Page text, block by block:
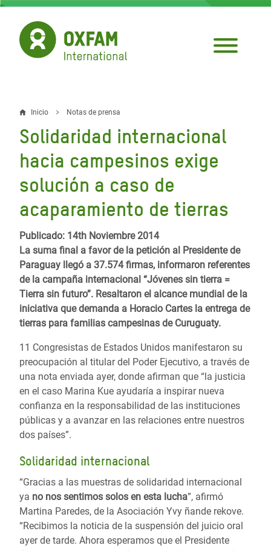
Pasar
contenido
principal
Sobrescribir
enlaces
de
ayuda
a
la
navegación
Inicio Notas de prensa
Solidaridad internacional
hacia campesinos exige
solución a caso de
acaparamiento de tierras
Publicado: 14th Noviembre 2014
La suma final a favor de la petición al Presidente de
Paraguay llegó a 37.574 firmas, informaron referentes
de la campaña internacional “Jóvenes sin tierra =
Tierra sin futuro”. Resaltaron el alcance mundial de la
iniciativa que demanda a Horacio Cartes la entrega de
tierras para familias campesinas de Curuguaty.
11 Congresistas de Estados Unidos manifestaron su
preocupación al titular del Poder Ejecutivo, a través de
una nota enviada ayer, donde afirman que “la justicia
en el caso Marina Kue ayudaría a inspirar nueva
confianza en la responsabilidad de las instituciones
públicas y a avanzar en las relaciones entre nuestros
dos países”.
Solidaridad internacional
“Gracias a las muestras de solidaridad internacional
ya no nos sentimos solos en esta lucha”, afirmó
Martina Paredes, de la Asociación Yvy ñande rekove.
“Recibimos la noticia de la suspensión del juicio oral
ayer de tarde. Ahora esperamos que el Presidente